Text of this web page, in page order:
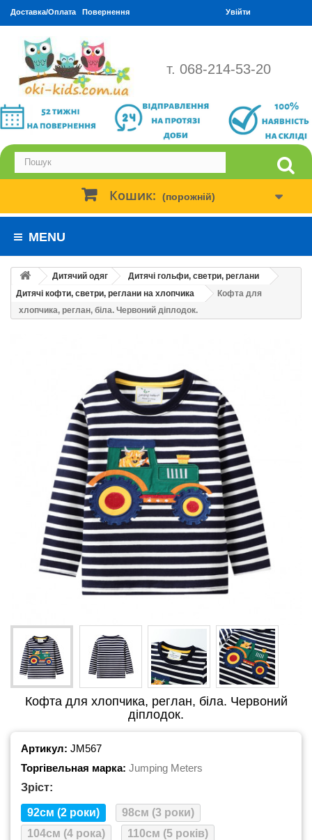
Доставка/Оплата Повернення Увійти
т. 068-214-53-20
Кошик: (порожній)
MENU
Дитячий одяг
Дитячі гольфи, светри, реглани
Дитячі кофти, светри, реглани на хлопчика
Кофта для
хлопчика, реглан, біла. Червоний діплодок.
Кофта для хлопчика, реглан, біла. Червоний
діплодок.
Артикул: JM567
Торгівельная марка: Jumping Meters
Зріст:
92см (2 роки)
98см (3 роки)
104см (4 рока)
110см (5 років)